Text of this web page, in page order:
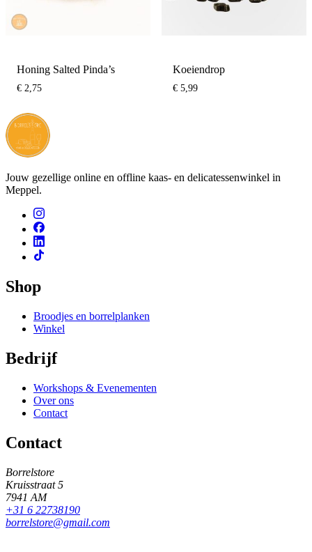
Honing Salted Pinda’s
€ 2,75
Koeiendrop
€ 5,99
Jouw gezellige online en offline kaas- en delicatessenwinkel in
Meppel.
Shop
Broodjes en borrelplanken
Winkel
Bedrijf
Workshops & Evenementen
Over ons
Contact
Contact
Borrelstore
Kruisstraat 5
7941 AM
+31 6 22738190
borrelstore@gmail.com